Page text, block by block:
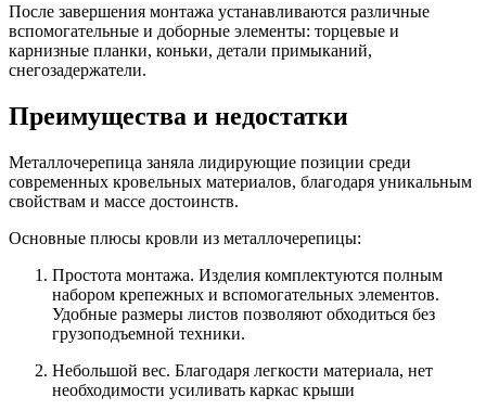
После завершения монтажа устанавливаются различные
вспомогательные и доборные элементы: торцевые и
карнизные планки, коньки, детали примыканий,
снегозадержатели.
Преимущества и недостатки
Металлочерепица заняла лидирующие позиции среди
современных кровельных материалов, благодаря уникальным
свойствам и массе достоинств.
Основные плюсы кровли из металлочерепицы:
Простота монтажа. Изделия комплектуются полным
набором крепежных и вспомогательных элементов.
Удобные размеры листов позволяют обходиться без
грузоподъемной техники.
Небольшой вес. Благодаря легкости материала, нет
необходимости усиливать каркас крыши